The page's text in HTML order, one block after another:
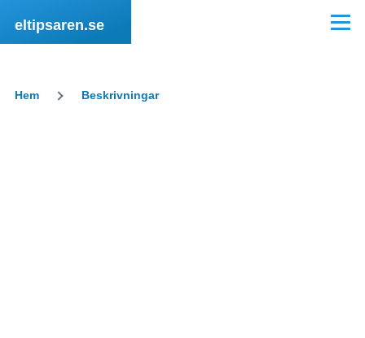
Hoppa till huvudinnehåll
eltipsaren.se Meny
Hem Beskrivningar